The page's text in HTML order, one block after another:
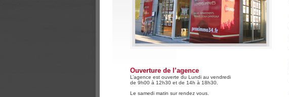
Ouverture de l’agence
L’agence est ouverte du Lundi au vendredi
de 9h00 à 12h30 et de 14h à 18h30.
Le samedi matin sur rendez vous.